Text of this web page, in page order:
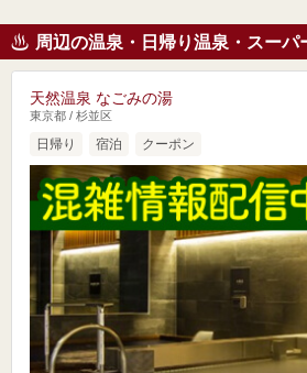
周辺の温泉・日帰り温泉・スーパ
天然温泉 なごみの湯
東京都 / 杉並区
日帰り 宿泊 クーポン